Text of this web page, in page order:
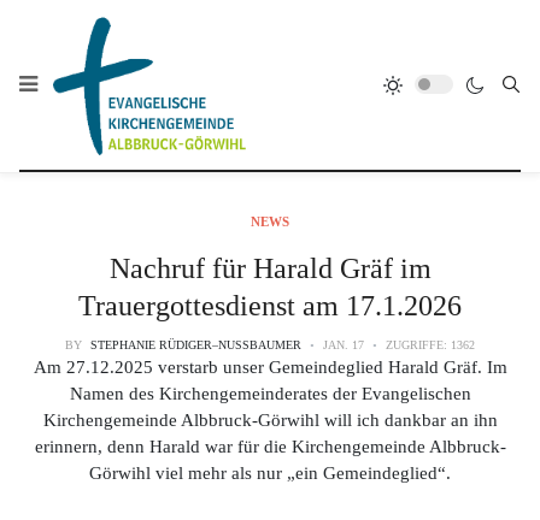
NEWS
Nachruf für Harald Gräf im
Trauergottesdienst am 17.1.2026
BY STEPHANIE RÜDIGER–NUSSBAUMER JAN. 17 ZUGRIFFE: 1362
Am 27.12.2025 verstarb unser Gemeindeglied Harald Gräf. Im
Namen des Kirchengemeinderates der Evangelischen
Kirchengemeinde Albbruck-Görwihl will ich dankbar an ihn
erinnern, denn Harald war für die Kirchengemeinde Albbruck-
Görwihl viel mehr als nur „ein Gemeindeglied“.